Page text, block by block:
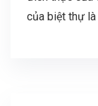
của biệt thự là